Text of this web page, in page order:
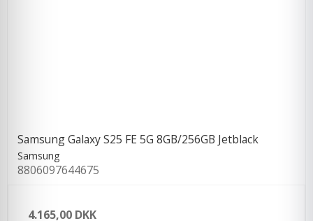
Samsung Galaxy S25 FE 5G 8GB/256GB Jetblack
Samsung
8806097644675
4.165,00 DKK